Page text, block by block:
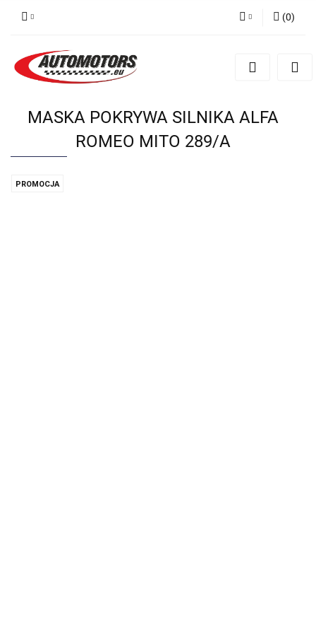
Zarejestruj się
(0)
MASKA POKRYWA SILNIKA ALFA
ROMEO MITO 289/A
PROMOCJA